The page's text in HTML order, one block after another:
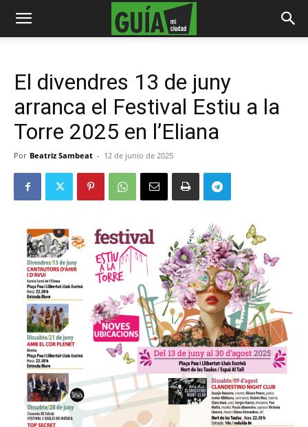
El divendres 13 de juny
arranca el Festival Estiu a la
Torre 2025 en l’Eliana
Por Beatriz Sambeat - 12 de junio de 2025